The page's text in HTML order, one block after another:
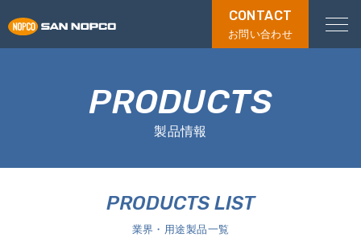
CONTACT
お問い合わせ
PRODUCTS
製品情報
PRODUCTS LIST
業界・用途製品一覧